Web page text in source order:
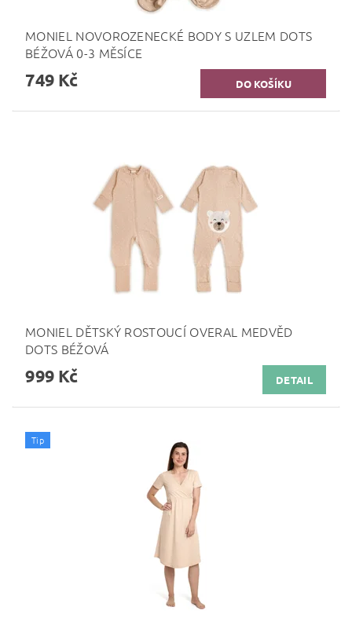
MONIEL NOVOROZENECKÉ BODY S UZLEM DOTS
BÉŽOVÁ 0-3 MĚSÍCE
749 Kč
MONIEL DĚTSKÝ ROSTOUCÍ OVERAL MEDVĚD
DOTS BÉŽOVÁ
999 Kč DETAIL
Tip